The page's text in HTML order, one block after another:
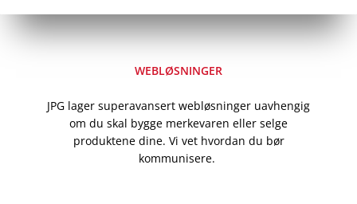
WEBLØSNINGER
JPG lager superavansert webløsninger uavhengig
om du skal bygge merkevaren eller selge
produktene dine. Vi vethvordan du bør
kommunisere.